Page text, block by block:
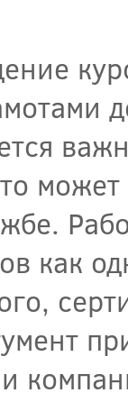
как